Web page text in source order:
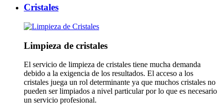
Cristales
Limpieza de cristales
El servicio de limpieza de cristales tiene mucha demanda
debido a la exigencia de los resultados. El acceso a los
cristales juega un rol determinante ya que muchos cristales no
pueden ser limpiados a nivel particular por lo que es necesario
un servicio profesional.